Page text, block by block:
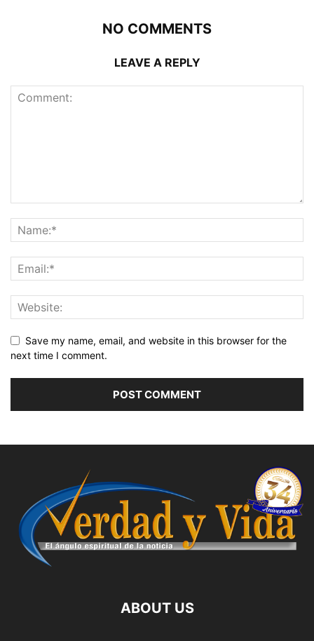
NO COMMENTS
LEAVE A REPLY
Save my name, email, and website in this browser for the
next time I comment.
ABOUT US